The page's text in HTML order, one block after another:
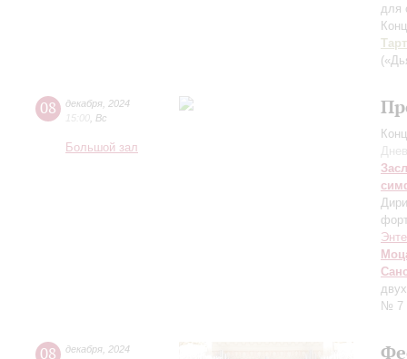
для
08 декабря 2024
15:00 Вс
Большой зал
№ 7
08 декабря 2024